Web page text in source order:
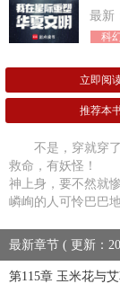
最新
科
立即阅
推荐本
不是，穿就穿
救命，有妖怪！
神上身，要不然就
嶙峋的人可怜巴巴
最新章节 ( 更新：
第115章 玉米花与